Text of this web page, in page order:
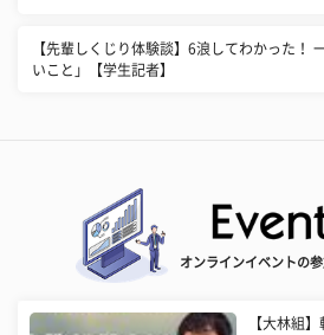
【先輩しくじり体験談】6浪してわかった！
いこと」【学生記者】
オンラインイベントの
【大林組